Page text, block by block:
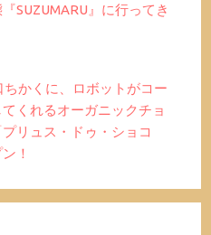
SUZUMARU』に行ってき
ちかくに、ロボットがコー
くれるオーガニックチョ
リュス・ドゥ・ショコ
！